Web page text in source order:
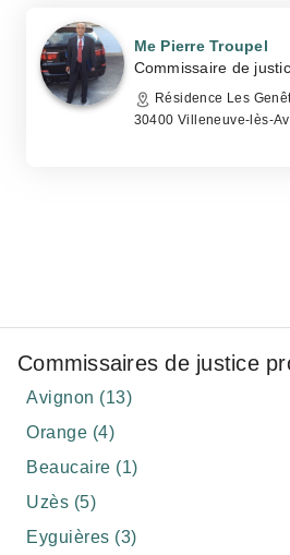
Me Pierre Troupel
Commissaire de
Résidence Les
30400 Villeneuve-lès-
Commissaires de justice
Avignon (13)
Orange (4)
Beaucaire (1)
Uzès (5)
Eyguières (3)